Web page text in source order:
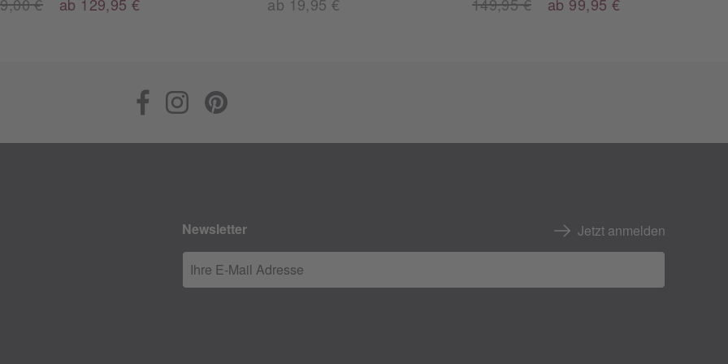
Newsletter Jetzt anmelden
Ihre E-Mail Adresse